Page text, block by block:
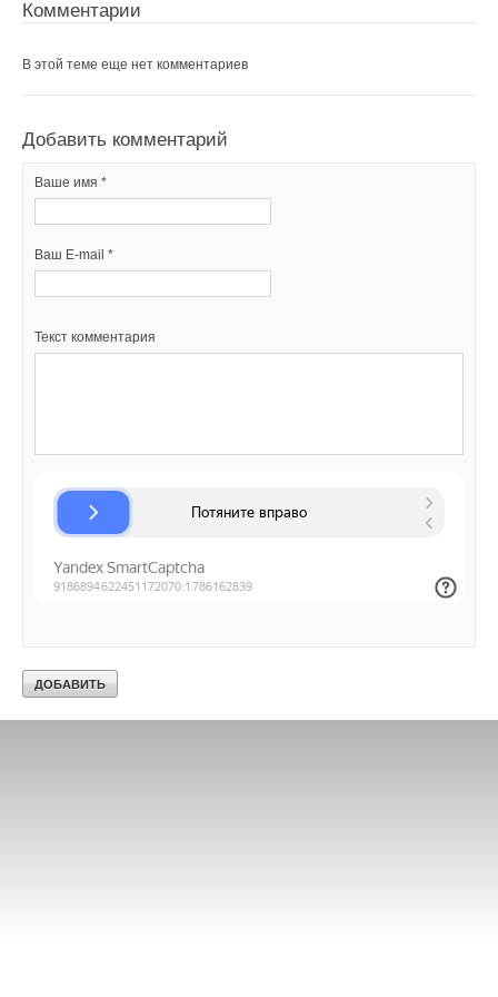
Комментарии
В этой теме еще нет комментариев
Добавить комментарий
Ваше имя *
Ваш E-mail *
Текст комментария
Добавить комментарий
Ваше имя *
Ваш E-mail *
Добавить комментарий
Ваше имя *
Ваш E-mail *